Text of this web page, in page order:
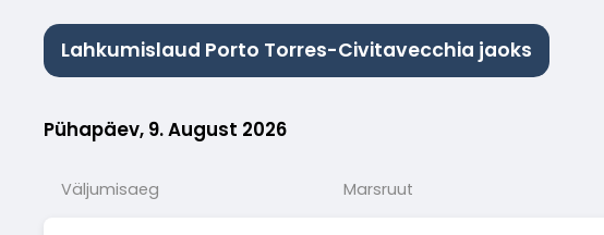
Lahkumislaud Porto Torres-Civitavecchia jaoks
Pühapäev, 9. August 2026
Väljumisaeg Marsruut